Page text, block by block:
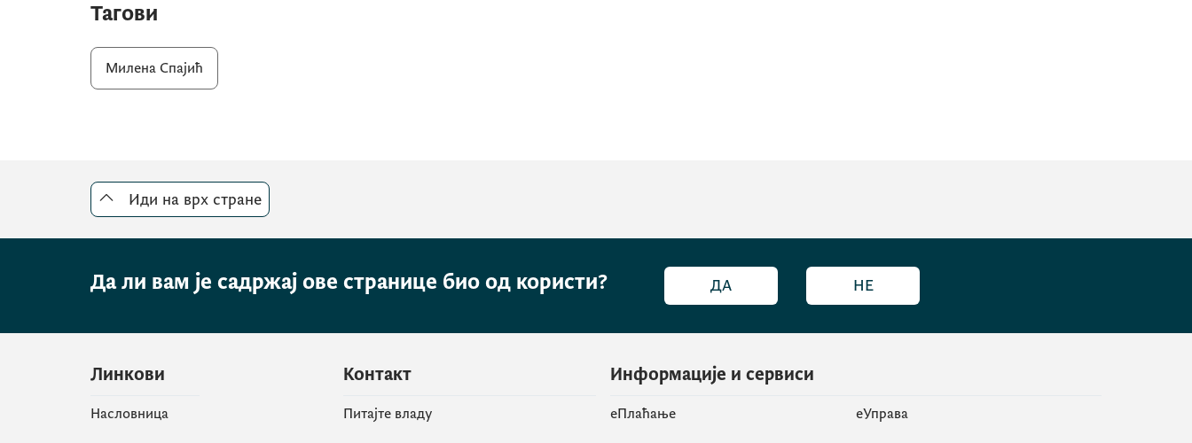
Тагови
Милена Спајић
Иди на врх стране
Да ли вам је садржај ове странице био од користи? ДА НЕ
Линкови
Насловница
Контакт
Питајте владу
Информације и сервиси
eПлаћање
еУправа